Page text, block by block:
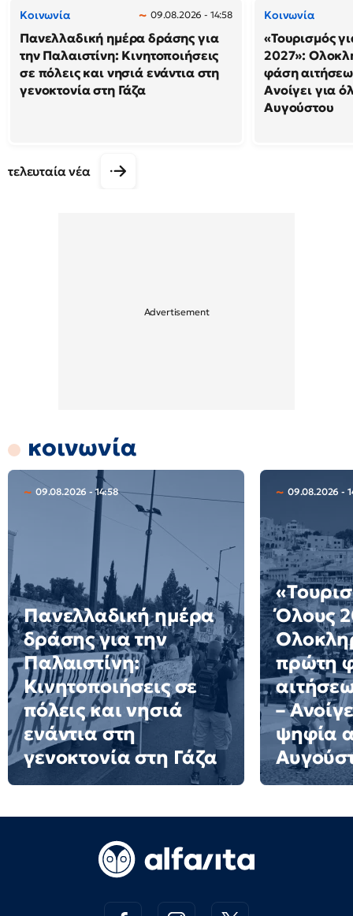
Κοινωνία 09.08.2026 - 14:58
Πανελλαδική ημέρα δράσης για
την Παλαιστίνη: Κινητοποιήσεις
σε πόλεις και νησιά ενάντια στη
γενοκτονία στη Γάζα
Κοινωνία
«Τουρισμός
2027»:
φάση
Ανοίγει για
Αυγούστου
τελευταία νέα
κοινωνία
09.08.2026 - 14:58
Πανελλαδική ημέρα
δράσης για την
Παλαιστίνη:
Κινητοποιήσεις σε
πόλεις και νησιά
ενάντια στη
γενοκτονία στη Γάζα
09.08.2026 -
Όλους
πρώτη
–
ψηφία